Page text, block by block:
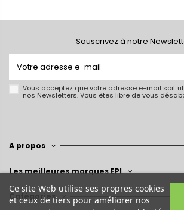
Souscrivez à notre
Vous acceptez que votre adresse e-mail soit
nos Newsletters. Vous êtes libre de vous
A propos
Les meilleures marques EPI
Catégories
Ce site Web utilise ses propres cookies
et ceux de tiers pour améliorer nos